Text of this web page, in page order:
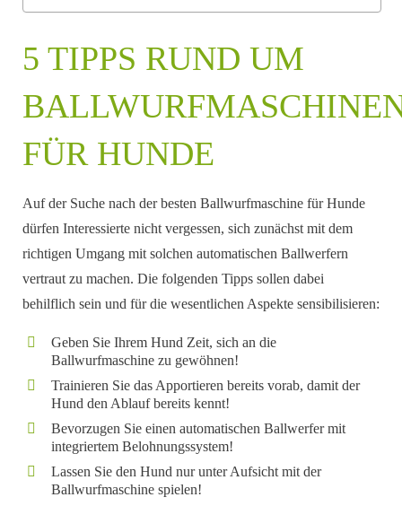
5 TIPPS RUND UM
FÜR HUNDE
Auf der Suche nach der besten Ballwurfmaschine für Hunde
dürfen Interessierte nicht vergessen, sich zunächst mit dem
richtigen Umgang mit solchen automatischen Ballwerfern
vertraut zu machen. Die folgenden Tipps sollen dabei
behilflich sein und für die wesentlichen Aspekte sensibilisieren:
Geben Sie Ihrem Hund Zeit, sich an die
Ballwurfmaschine zu gewöhnen!
Trainieren Sie das Apportieren bereits vorab, damit der
Hund den Ablauf bereits kennt!
Bevorzugen Sie einen automatischen Ballwerfer mit
integriertem Belohnungssystem!
Lassen Sie den Hund nur unter Aufsicht mit der
Ballwurfmaschine spielen!